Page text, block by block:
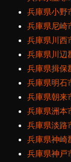
兵庫県小野
兵庫県尼崎
兵庫県川西
兵庫県川辺
兵庫県揖保
兵庫県明石
兵庫県朝来
兵庫県洲本
兵庫県淡路
兵庫県神崎
兵庫県神戸